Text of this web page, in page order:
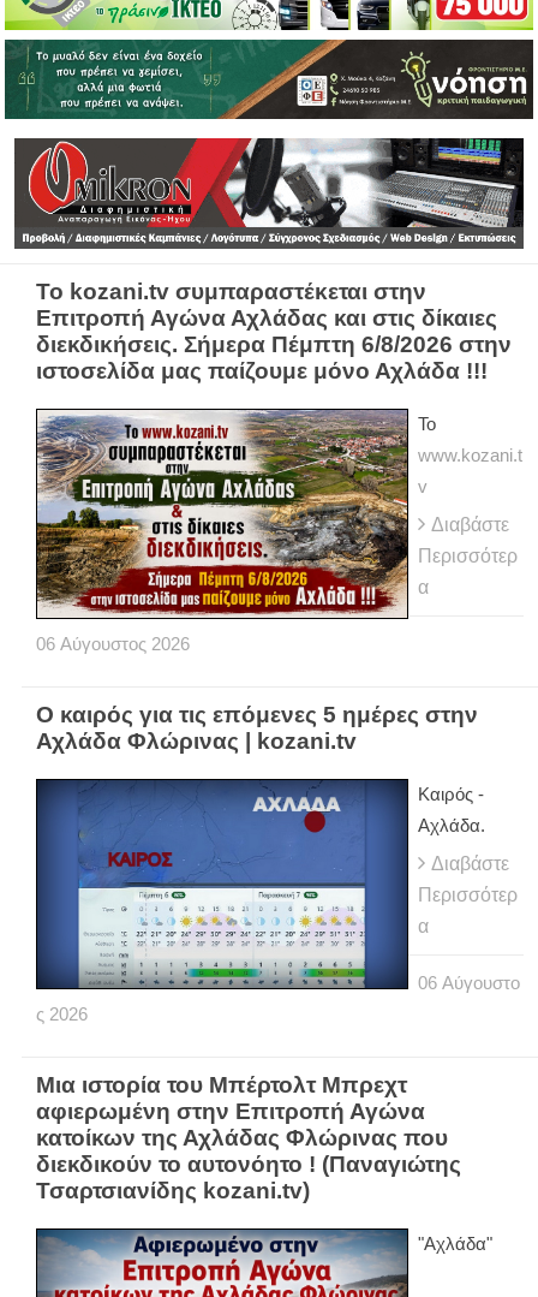
Το kozani.tv συμπαραστέκεται στην
Επιτροπή Αγώνα Αχλάδας και στις δίκαιες
διεκδικήσεις. Σήμερα Πέμπτη 6/8/2026 στην
ιστοσελίδα μας παίζουμε μόνο Αχλάδα !!!
Το
www.kozani.t
v
Διαβάστε
Περισσότερ
α
06 Αύγουστος 2026
Ο καιρός για τις επόμενες 5 ημέρες στην
Αχλάδα Φλώρινας | kozani.tv
Kαιρός -
Αχλάδα.
Διαβάστε
Περισσότερ
α
06 Αύγουστο
ς 2026
Μια ιστορία του Μπέρτολτ Μπρεχτ
αφιερωμένη στην Επιτροπή Αγώνα
κατοίκων της Αχλάδας Φλώρινας που
διεκδικούν το αυτονόητο ! (Παναγιώτης
Τσαρτσιανίδης kozani.tv)
"Αχλάδα"